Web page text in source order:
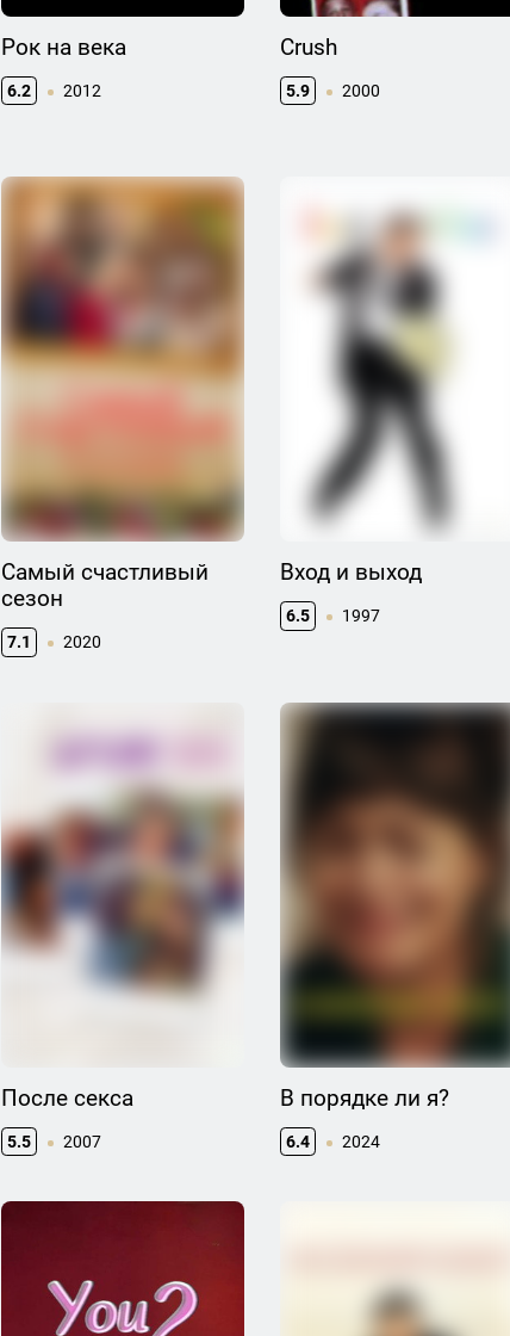
Рок на века
6.2 2012
Crush
5.9 2000
Самый счастливый
сезон
7.1 2020
Вход и выход
6.5 1997
После секса
5.5 2007
В порядке ли я?
6.4 2024